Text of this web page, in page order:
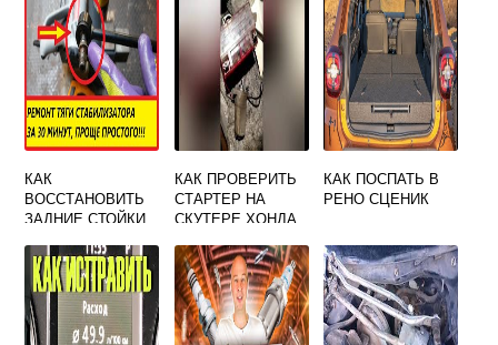
КАК
ВОССТАНОВИТЬ
ЗАДНИЕ СТОЙКИ
МАЗДА 3
КАК ПРОВЕРИТЬ
СТАРТЕР НА
СКУТЕРЕ ХОНДА
КАК ПОСПАТЬ В
РЕНО СЦЕНИК